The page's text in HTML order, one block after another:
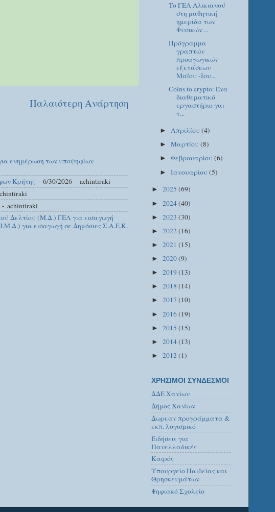
Παλαιότερη Ανάρτηση
ενημέρωση των υποψηφίων
Κρήτης - 6/30/2026 - achintiraki
- achintiraki
Δελτίου (Μ.Δ.) ΓΕΛ για εισαγωγή
για εισαγωγή σε Δημόσιες Σ.Α.Ε.Κ.
Το ΓΕΛ Αλικιανού
στη μαθητική
ημερίδα των
Φυσικών ...
Πρόγραμμα
γραπτών
προαγωγικών
εξετάσεων
Μαΐου -Ιου...
Coins to crypto: Ένα
διαθεματικό
εργαστήριο γαι
τ...
►Απριλίου(4)
►Μαρτίου(8)
►Φεβρουαρίου(6)
►Ιανουαρίου(5)
► 2025 (69)
► 2024(40)
► 2023 (30)
► 2022(16)
► 2021 (15)
► 2020(9)
► 2019 (13)
► 2018 (14)
► 2017 (10)
► 2016(19)
► 2015 (15)
► 2014(13)
► 2012(1)
ΧΡΗΣΙΜΟΙ ΣΥΝΔΕΣΜΟΙ
ΔΔΕ Χανίων
Δήμος Χανίων
Δωρεαν προγράμματα &
εκπ. λογισμικό
Ειδήσεις για
Πανελλαδικές
Καιρός
Υπουργείο Παιδείας και
Θρησκευμάτων
Ψηφιακό Σχολείο